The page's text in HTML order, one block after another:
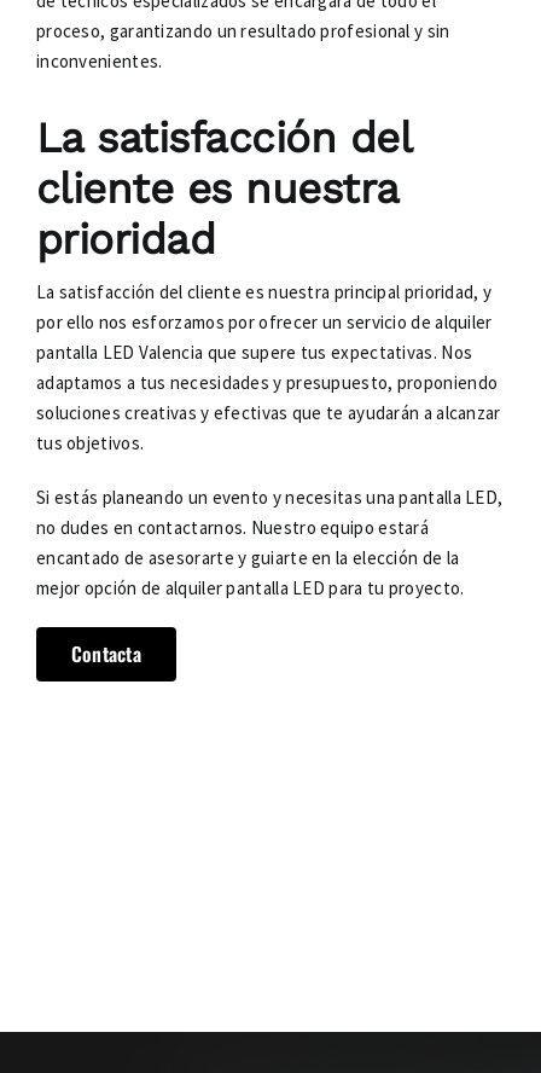
proceso, garantizando un resultado profesional y sin
inconvenientes.
La satisfacción del
cliente es nuestra
prioridad
La satisfacción del cliente es nuestra principal prioridad, y
por ello nos esforzamos por ofrecer un servicio de alquiler
pantalla LED Valencia que supere tus expectativas. Nos
adaptamos a tus necesidades y presupuesto, proponiendo
soluciones creativas y efectivas que te ayudarán a alcanzar
tus objetivos.
Si estás planeando un evento y necesitas una pantalla LED,
no dudes en contactarnos. Nuestro equipo estará
encantado de asesorarte y guiarte en la elección de la
mejor opción de alquiler pantalla LED para tu proyecto.
Contacta